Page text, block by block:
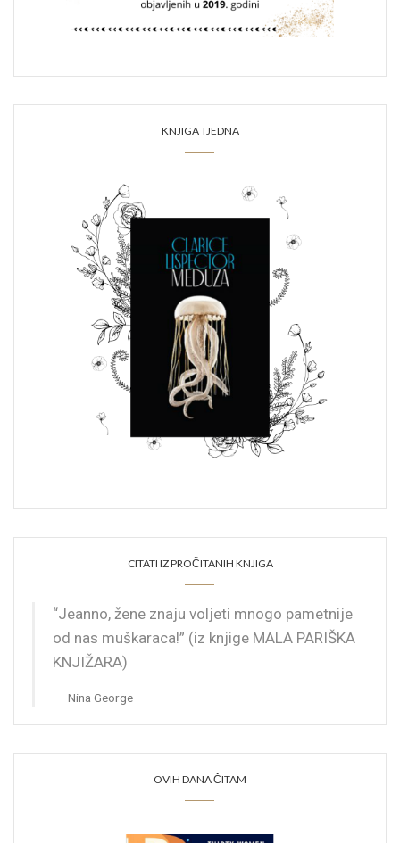
KNJIGA TJEDNA
CITATI IZ PROČITANIH KNJIGA
“Jeanno, žene znaju voljeti mnogo pametnije
od nas muškaraca!” (iz knjige MALA PARIŠKA
KNJIŽARA)
Nina George
OVIH DANA ČITAM